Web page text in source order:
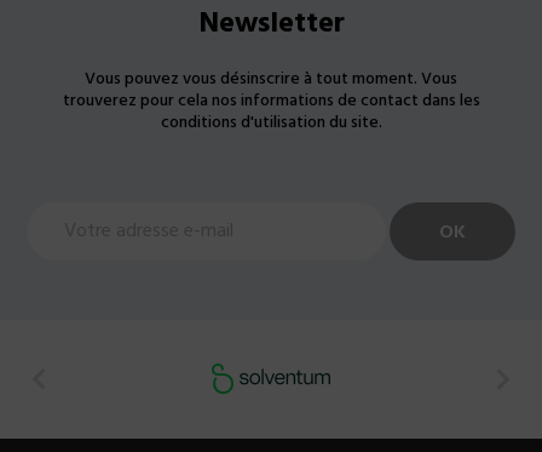
Newsletter
Vous pouvez vous désinscrire à tout moment. Vous
trouverez pour cela nos informations de contact dans les
conditions d'utilisation du site.